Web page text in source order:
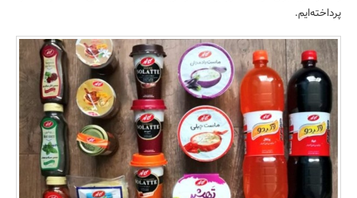
مسکن و ساختمان
پرداخته‌ایم.